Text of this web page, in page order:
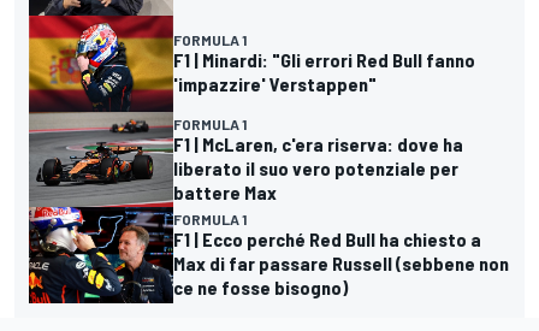
FORMULA 1
F1 | Minardi: "Gli errori Red Bull fanno
'impazzire' Verstappen"
FORMULA 1
F1 | McLaren, c'era riserva: dove ha
liberato il suo vero potenziale per
battere Max
FORMULA 1
F1 | Ecco perché Red Bull ha chiesto a
Max di far passare Russell (sebbene non
ce ne fosse bisogno)